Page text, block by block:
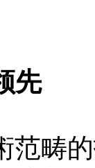
先
范畴